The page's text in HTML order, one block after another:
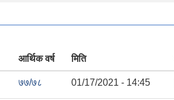
आर्थिक वर्ष मिति
७७/७८ 01/17/2021 - 14:45